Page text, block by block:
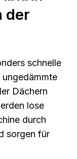
der
schnelle
Dächern
lose
durch
sorgen für